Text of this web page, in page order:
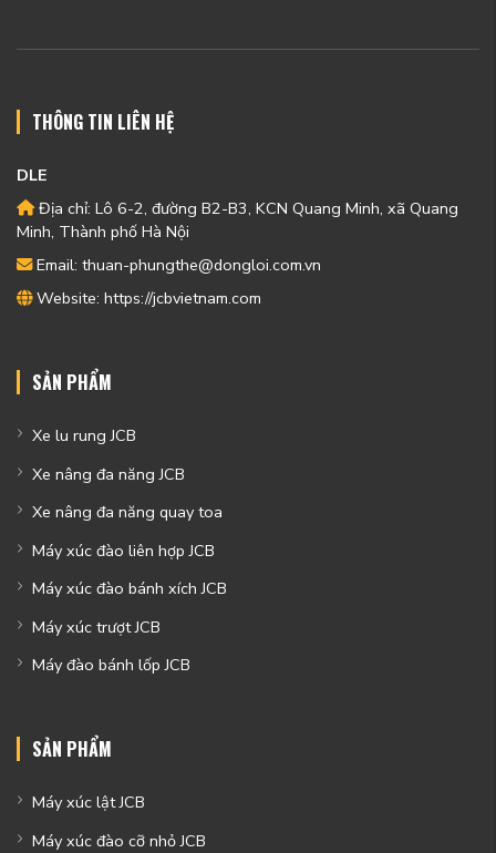
THÔNG TIN LIÊN HỆ
DLE
Địa chỉ: Lô 6-2, đường B2-B3, KCN Quang Minh, xã Quang
Minh, Thành phố Hà Nội
Email: thuan-phungthe@dongloi.com.vn
Website: https://jcbvietnam.com
SẢN PHẨM
Xe lu rung JCB
Xe nâng đa năng JCB
Xe nâng đa năng quay toa
Máy xúc đào liên hợp JCB
Máy xúc đào bánh xích JCB
Máy xúc trượt JCB
Máy đào bánh lốp JCB
SẢN PHẨM
Máy xúc lật JCB
Máy xúc đào cỡ nhỏ JCB